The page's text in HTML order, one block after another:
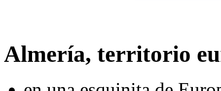
Almería, territorio